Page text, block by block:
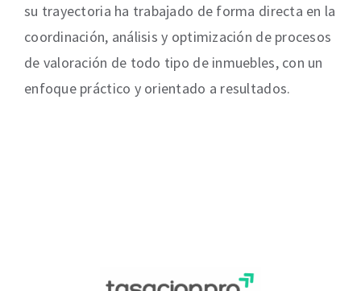
su trayectoria ha trabajado de forma directa en la
coordinación, análisis y optimización de procesos
de valoración de todo tipo de inmuebles, con un
enfoque práctico y orientado a resultados.